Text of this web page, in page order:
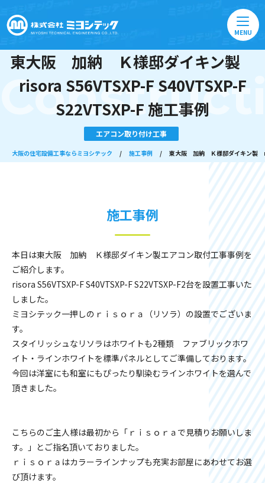
MENU
東大阪 加納 Ｋ様邸ダイキン製
risora S56VTSXP-F S40VTSXP-F
S22VTSXP-F 施工事例
エアコン取り付け工事
大阪の住宅設備工事ならミヨシテック / 施工事例 / 東大阪 加納 Ｋ様邸ダイキン製
施工事例
本日は東大阪 加納 Ｋ様邸ダイキン製エアコン取付工事事例を
ご紹介します。
risora S56VTSXP-F S40VTSXP-F S22VTSXP-F2台を設置工事いた
しました。
ミヨシテック一押しのｒｉｓｏｒａ（リソラ）の設置でございま
す。
スタイリッシュなリソラはホワイトも2種類 ファブリックホワ
イト・ラインホワイトを標準パネルとしてご準備しております。
今回は洋室にも和室にもぴったり馴染むラインホワイトを選んで
頂きました。
こちらのご主人様は最初から「ｒｉｓｏｒａで見積りお願いしま
す。」とご指名頂いておりました。
ｒｉｓｏｒａはカラーラインナップも充実お部屋にあわせてお選
び頂けます。